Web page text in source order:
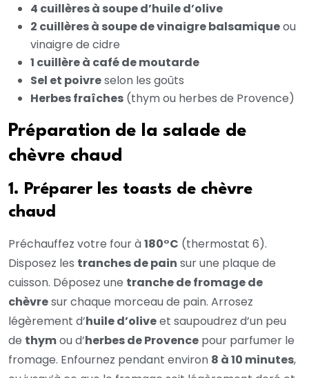
4 cuillères à soupe d’huile d’olive
2 cuillères à soupe de vinaigre balsamiqueou
vinaigre de cidre
1 cuillère à café de moutarde
Sel et poivreselon les goûts
Herbes fraîches (thym ou herbes de Provence)
Préparation de la salade de
chèvre chaud
1. Préparer les toasts de chèvre
chaud
Préchauffez votre four à180°C (thermostat 6).
Disposez les tranches de pain sur une plaque de
cuisson. Déposez une tranche de fromage de
chèvresur chaque morceau de pain. Arrosez
légèrement d’huile d’oliveet saupoudrez d’un peu
de thymou d’herbes de Provence pour parfumer le
fromage. Enfournez pendant environ 8 à 10 minutes,